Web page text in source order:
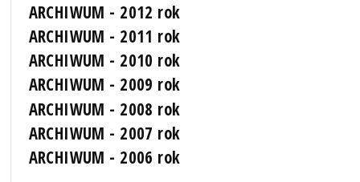
ARCHIWUM - 2012 rok
ARCHIWUM - 2011 rok
ARCHIWUM - 2010 rok
ARCHIWUM - 2009 rok
ARCHIWUM - 2008 rok
ARCHIWUM - 2007 rok
ARCHIWUM - 2006 rok